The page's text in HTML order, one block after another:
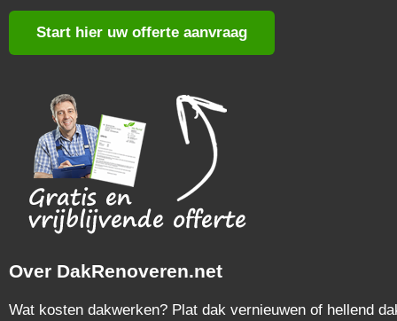
Start hier uw offerte aanvraag
Over DakRenoveren.net
Wat kosten dakwerken? Plat dak vernieuwen of hellend